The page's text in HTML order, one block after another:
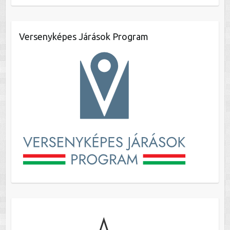
Versenyképes Járások Program